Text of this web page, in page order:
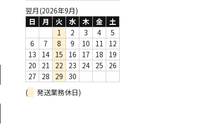
翌月(2026年9月)
日
月 火 水 木 金
土
1
2 3 4
5
6
7 8 9 10 11
12
13
14 15 16 17 18
19
20
21 22 23 24 25
26
27
28 29
30
(
発送業務休日)